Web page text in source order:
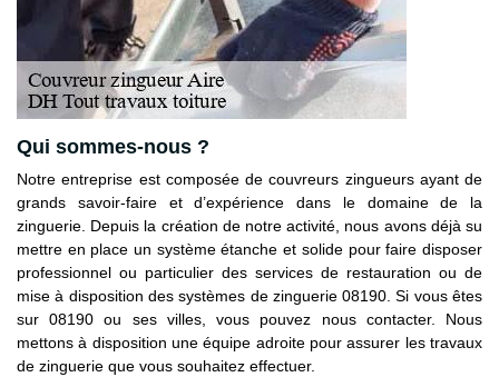
Qui sommes-nous ?
Notre entreprise est composée de couvreurs zingueurs ayant de
grands savoir-faire et d’expérience dans le domaine de la
zinguerie. Depuis la création de notre activité, nous avons déjà su
mettre en place un système étanche et solide pour faire disposer
professionnel ou particulier des services de restauration ou de
mise à disposition des systèmes de zinguerie 08190. Si vous êtes
sur 08190 ou ses villes, vous pouvez nous contacter. Nous
mettons à disposition une équipe adroite pour assurer les travaux
de zinguerie que vous souhaitez effectuer.